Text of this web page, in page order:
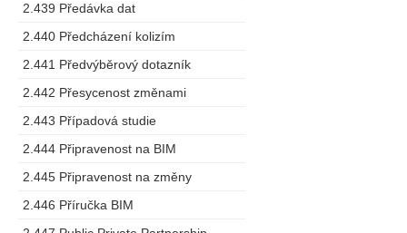
2.439 Předávka dat
2.440 Předcházení kolizím
2.441 Předvýběrový dotazník
2.442 Přesycenost změnami
2.443 Případová studie
2.444 Připravenost na BIM
2.445 Připravenost na změny
2.446 Příručka BIM